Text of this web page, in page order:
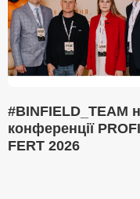
#BINFIELD_TEAM
конференції
FERT 2026